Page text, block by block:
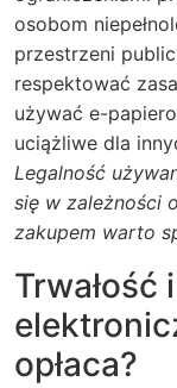
osobom
przestrzeni
respektować
używać e-
uciążliwe dla
Legalność
się w zależności
zakupem warto
Trwałość
opłaca?